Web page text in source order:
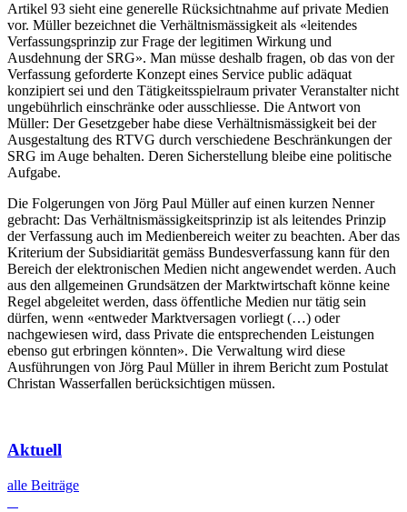
Artikel 93 sieht eine generelle Rücksichtnahme auf private Medien
vor. Müller bezeichnet die Verhältnismässigkeit als «leitendes
Verfassungsprinzip zur Frage der legitimen Wirkung und
Ausdehnung der SRG». Man müsse deshalb fragen, ob das von der
Verfassung geforderte Konzept eines Service public adäquat
konzipiert sei und den Tätigkeitsspielraum privater Veranstalter nicht
ungebührlich einschränke oder ausschliesse. Die Antwort von
Müller: Der Gesetzgeber habe diese Verhältnismässigkeit bei der
Ausgestaltung des RTVG durch verschiedene Beschränkungen der
SRG im Auge behalten. Deren Sicherstellung bleibe eine politische
Aufgabe.
Die Folgerungen von Jörg Paul Müller auf einen kurzen Nenner
gebracht: Das Verhältnismässigkeitsprinzip ist als leitendes Prinzip
der Verfassung auch im Medienbereich weiter zu beachten. Aber das
Kriterium der Subsidiarität gemäss Bundesverfassung kann für den
Bereich der elektronischen Medien nicht angewendet werden. Auch
aus den allgemeinen Grundsätzen der Marktwirtschaft könne keine
Regel abgeleitet werden, dass öffentliche Medien nur tätig sein
dürfen, wenn «entweder Marktversagen vorliegt (…) oder
nachgewiesen wird, dass Private die entsprechenden Leistungen
ebenso gut erbringen könnten». Die Verwaltung wird diese
Ausführungen von Jörg Paul Müller in ihrem Bericht zum Postulat
Christan Wasserfallen berücksichtigen müssen.
Aktuell
alle Beiträge